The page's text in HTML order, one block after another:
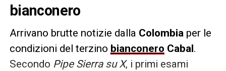
bianconero
Arrivano brutte notizie dalla Colombiaper le
condizioni del terzino bianconero Cabal.
Secondo Pipe Sierra su X, i primi esami